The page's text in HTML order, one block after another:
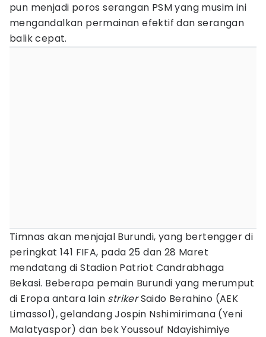
pun menjadi poros serangan PSM yang musim ini
mengandalkan permainan efektif dan serangan
balik cepat.
Timnas akan menjajal Burundi, yang bertengger di
peringkat 141 FIFA, pada 25 dan 28 Maret
mendatang di Stadion Patriot Candrabhaga
Bekasi. Beberapa pemain Burundi yang merumput
di Eropa antara lain strikerSaido Berahino (AEK
Limassol), gelandang Jospin Nshimirimana (Yeni
Malatyaspor) dan bek Youssouf Ndayishimiye